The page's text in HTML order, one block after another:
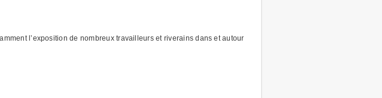
l’exposition de nombreux travailleurs et riverains dans et autour